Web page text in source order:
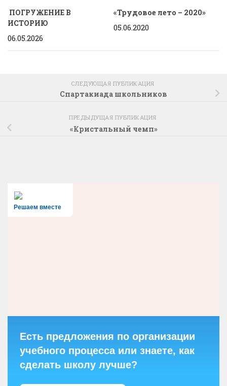
ПОГРУЖЕНИЕ В
ИСТОРИЮ
06.05.2026
«Трудовое лето – 2020»
05.06.2020
СЛЕДУЮЩАЯ ПУБЛИКАЦИЯ
Спартакиада школьников
ПРЕДЫДУЩАЯ ПУБЛИКАЦИЯ
«Кристальный чемп»
Решаем вместе
Есть предложения по организации
учебного процесса или знаете, как
сделать школу лучше?